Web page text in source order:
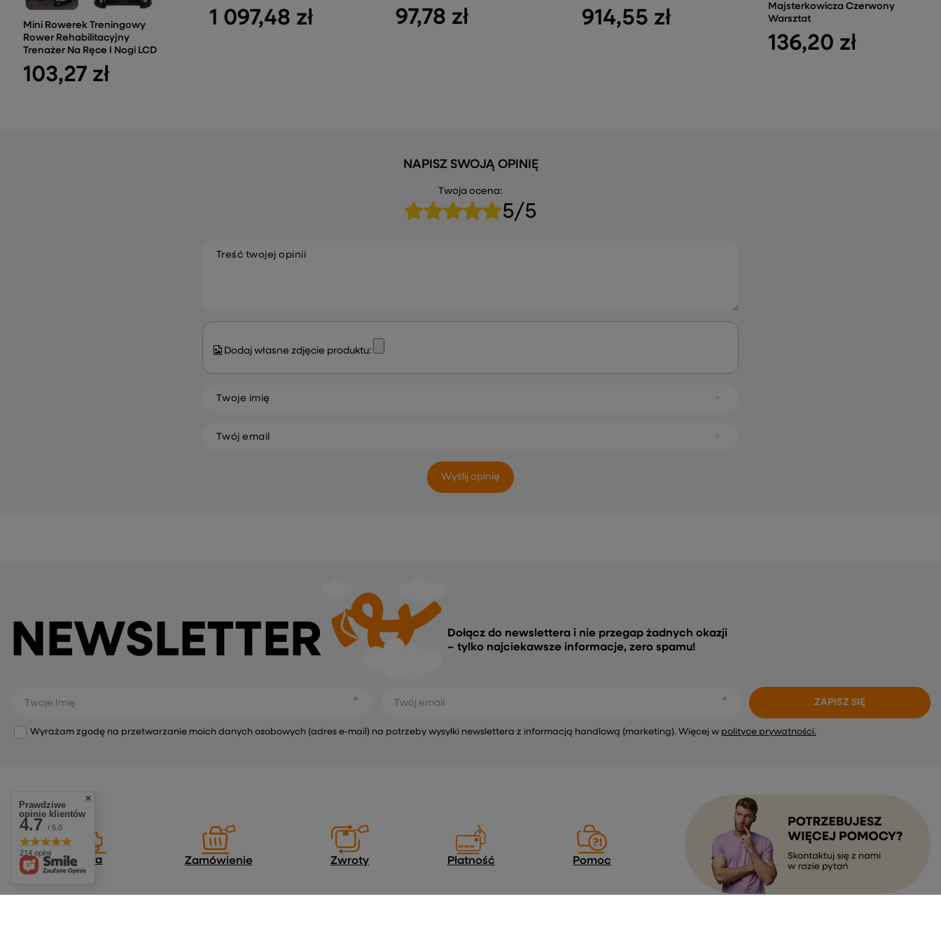
Mini Rowerek Treningowy
Rower Rehabilitacyjny
Trenażer Na Ręce I Nogi LCD
103,27 zł
1 097,48 zł 97,78 zł 914,55 zł
Majsterkowicza Czerwony
Warsztat
136,20 zł
NAPISZ SWOJĄ OPINIĘ
Twoja ocena:
5/5
Treść twojej opinii
Dodaj własne zdjęcie produktu:
Twoje imię
Twój email
Wyślij opinię
NEWSLETTER
Dołącz do newslettera i nie przegap żadnych okazji
– tylko najciekawsze informacje, zero spamu!
Twoje Imię Twój email
Wyrażam zgodę na przetwarzanie moich danych osobowych (adres e-mail) na potrzeby wysyłki newslettera z informacją handlową (marketing). Więcej w polityce prywatności.
ZAPISZ SIĘ
Dostawa Zamówienie Zwroty Płatność Pomoc
Prawdziwe
opinie klientów
4.7 / 5.0
214 opinii